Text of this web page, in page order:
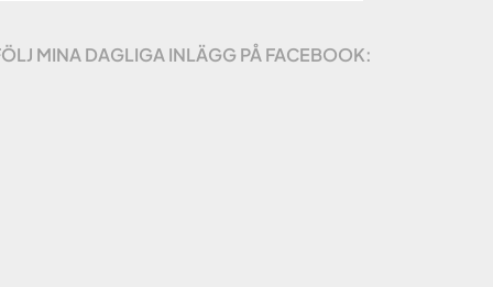
MINA DAGLIGA INLÄGG PÅ FACEBOOK: